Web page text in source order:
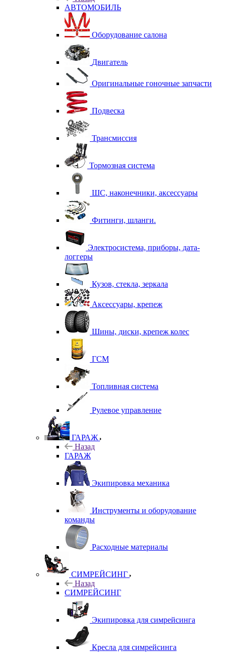
АВТОМОБИЛЬ
Оборудование салона
Двигатель
Оригинальные гоночные запчасти
Подвеска
Трансмиссия
Тормозная система
ШС, наконечники, аксессуары
Фитинги, шланги.
Электросистема, приборы, дата-
логгеры
Кузов, стекла, зеркала
Аксессуары, крепеж
Шины, диски, крепеж колес
ГСМ
Топливная система
Рулевое управление
ГАРАЖ
Назад
ГАРАЖ
Экипировка механика
Инструменты и оборудование
команды
Расходные материалы
СИМРЕЙСИНГ
Назад
СИМРЕЙСИНГ
Экипировка для симрейсинга
Кресла для симрейсинга